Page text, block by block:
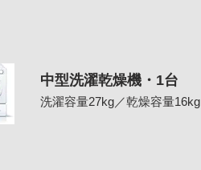
中型洗濯乾燥機・1台
洗濯容量27kg／乾燥容量16kg